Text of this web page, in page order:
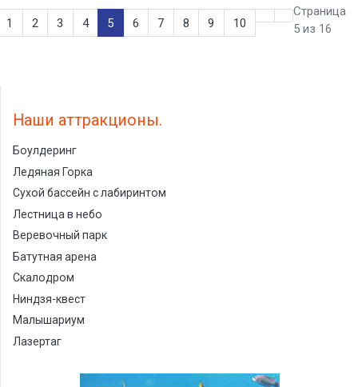
Страница
5 из 16
1 2 3 4 5 6 7 8 9 10
Наши аттракционы
Боулдеринг
Ледяная Горка
Сухой бассейн с лабиринтом
Лестница в небо
Веревочный парк
Батутная арена
Скалодром
Ниндзя-квест
Малышариум
Лазертаг